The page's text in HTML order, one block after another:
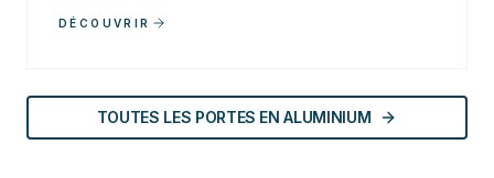
DÉCOUVRIR
TOUTES LES PORTES EN ALUMINIUM